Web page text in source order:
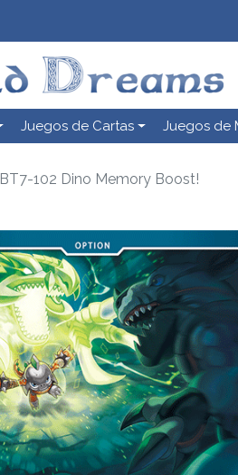
Juegos de Cartas Juegos de
BT7-102 Dino Memory Boost!